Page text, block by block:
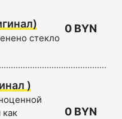
стекло
0 BYN
)
0 BYN